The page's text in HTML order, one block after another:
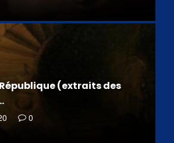
(extraits des
0